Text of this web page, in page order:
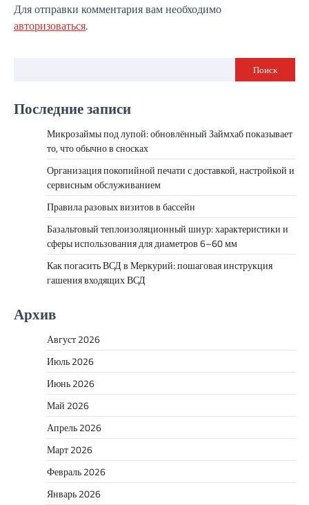
Для отправки комментария вам необходимо
авторизоваться.
Поиск
Последние записи
Микрозаймы под лупой: обновлённый Займхаб показывает
то, что обычно в сносках
Организация покопийной печати с доставкой, настройкой и
сервисным обслуживанием
Правила разовых визитов в бассейн
Базальтовый теплоизоляционный шнур: характеристики и
сферы использования для диаметров 6–60 мм
Как погасить ВСД в Меркурий: пошаговая инструкция
гашения входящих ВСД
Архив
Август 2026
Июль 2026
Июнь 2026
Май 2026
Апрель 2026
Март 2026
Февраль 2026
Январь 2026